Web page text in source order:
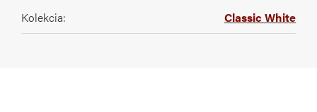
Kolekcia: Classic White